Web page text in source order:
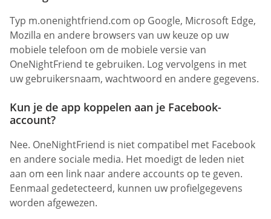
Typ m.onenightfriend.com op Google, Microsoft Edge,
Mozilla en andere browsers van uw keuze op uw
mobiele telefoon om de mobiele versie van
OneNightFriend te gebruiken. Log vervolgens in met
uw gebruikersnaam, wachtwoord en andere gegevens.
Kun je de app koppelen aan je Facebook-
account?
Nee. OneNightFriend is niet compatibel met Facebook
en andere sociale media. Het moedigt de leden niet
aan om een link naar andere accounts op te geven.
Eenmaal gedetecteerd, kunnen uw profielgegevens
worden afgewezen.